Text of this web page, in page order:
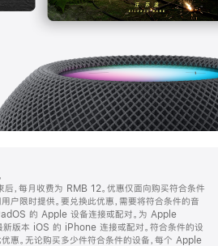
后，每月收费为 RMB 12。优惠仅面向购买符合条件
限时提供。要兑换此优惠，需要将符合条件的音
的 Apple 设备连接或配对。为 Apple
新版本 iOS 的 iPhone 连接或配对。符合条件的设
惠。无论购买多少件符合条件的设备，每个 Apple